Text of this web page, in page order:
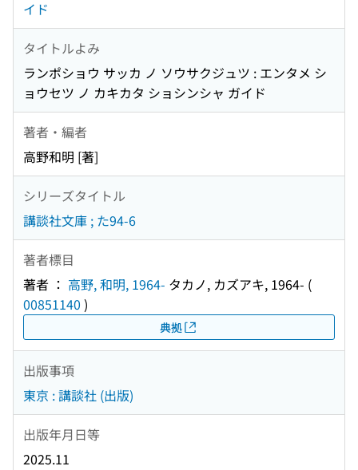
イド
タイトルよみ
ランポショウ サッカ ノ ソウサクジュツ : エンタメ シ
ョウセツ ノ カキカタ ショシンシャ ガイド
著者・編者
高野和明 [著]
シリーズタイトル
講談社文庫 ; た94-6
著者標目
著者 ： 高野, 和明, 1964- タカノ, カズアキ, 1964- (
00851140 )
典拠
出版事項
東京 : 講談社 (出版)
出版年月日等
2025.11